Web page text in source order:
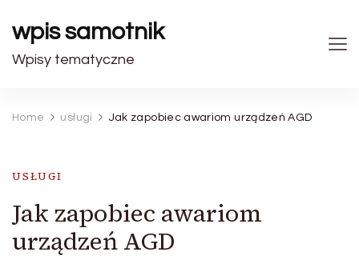
wpis samotnik
Wpisy tematyczne
Home usługi Jak zapobiec awariom urządzeń AGD
USŁUGI
Jak zapobiec awariom
urządzeń AGD